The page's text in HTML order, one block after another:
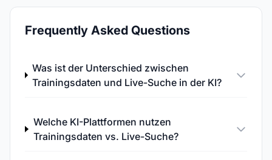
Frequently Asked Questions
Was ist der Unterschied zwischen
Trainingsdaten und Live-Suche in der KI?
Welche KI-Plattformen nutzen
Trainingsdaten vs. Live-Suche?